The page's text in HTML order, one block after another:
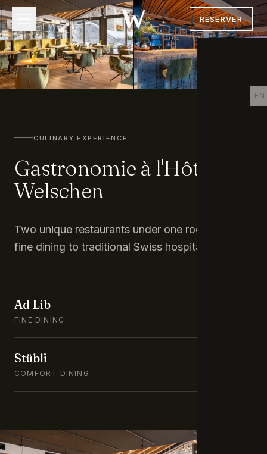
RÉSERVER
EN
CULINARY EXPERIENCE
Gastronomie à l'Hôtel
Welschen
Two unique restaurants under one roof. From
fine dining to traditional Swiss hospitality.
Ad Lib
FINE DINING
Stübli
COMFORT DINING
Hotel Welschen in Zermatt offers two restaurants. Ad Lib